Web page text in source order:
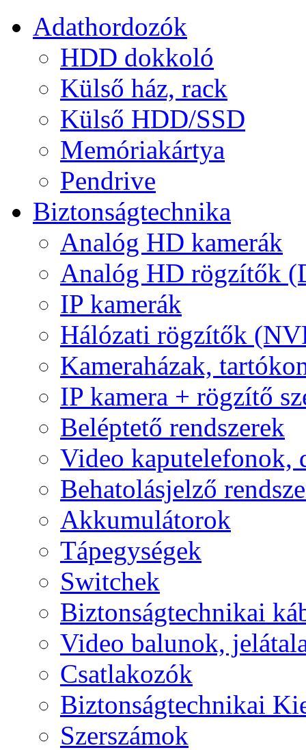
Adathordozók
HDD dokkoló
Külső ház, rack
Külső HDD/SSD
Memóriakártya
Pendrive
Biztonságtechnika
Analóg HD kamerák
Analóg HD rögzítők
IP kamerák
Hálózati rögzítők
Kameraházak,
IP kamera + rögzítő
Beléptető rendszerek
Video kaputelefonok,
Behatolásjelző
Akkumulátorok
Tápegységek
Switchek
Biztonságtechnikai
Video balunok,
Csatlakozók
Biztonságtechnikai
Szerszámok